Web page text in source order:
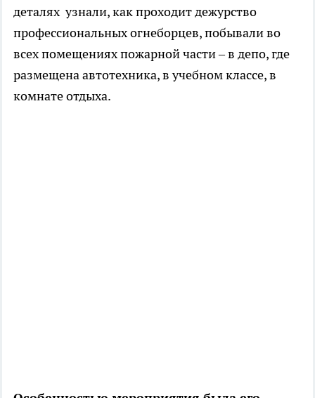
деталях узнали, как проходит дежурство
профессиональных огнеборцев, побывали во
всех помещениях пожарной части – в депо, где
размещена автотехника, в учебном классе, в
комнате отдыха.